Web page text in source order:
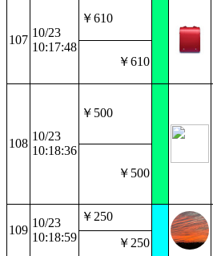
107
10/23
10:17:48
￥610
￥610
108
10/23
10:18:36
￥500
￥500
109
10/23
10:18:59
￥250
￥250